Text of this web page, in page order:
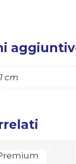
1 cm